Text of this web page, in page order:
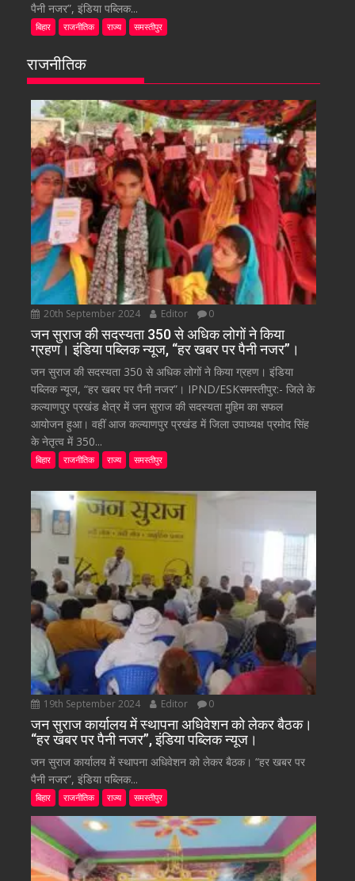
पैनी नजर”, इंडिया पब्लिक...
बिहार राजनीतिक राज्य समस्तीपुर
राजनीतिक
20th September 2024 Editor 0
जन सुराज की सदस्यता 350 से अधिक लोगों ने किया
ग्रहण। इंडिया पब्लिक न्यूज, “हर खबर पर पैनी नजर”।
जन सुराज की सदस्यता 350 से अधिक लोगों ने किया ग्रहण। इंडिया
पब्लिक न्यूज, “हर खबर पर पैनी नजर”। IPND/ESKसमस्तीपुर:- जिले के
कल्याणपुर प्रखंड क्षेत्र में जन सुराज की सदस्यता मुहिम का सफल
आयोजन हुआ। वहीं आज कल्याणपुर प्रखंड में जिला उपाध्यक्ष प्रमोद सिंह
के नेतृत्व में 350...
बिहार राजनीतिक राज्य समस्तीपुर
19th September 2024 Editor 0
जन सुराज कार्यालय में स्थापना अधिवेशन को लेकर बैठक।
“हर खबर पर पैनी नजर”, इंडिया पब्लिक न्यूज।
जन सुराज कार्यालय में स्थापना अधिवेशन को लेकर बैठक। “हर खबर पर
पैनी नजर”, इंडिया पब्लिक...
बिहार राजनीतिक राज्य समस्तीपुर